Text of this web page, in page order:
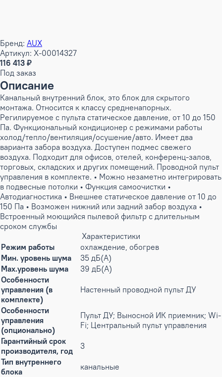
Бренд: AUX
Артикул: X-00014327
116 413 ₽
Под заказ
Описание
Канальный внутренний блок, это блок для скрытого
монтажа. Относится к классу средненапорных.
Регилируемое с пульта статическое давление, от 10 до 150
Па. Функциональный кондиционер с режимами работы
холод/тепло/вентиляция/осушение/авто. Имеет два
варианта забора воздуха. Доступен подмес свежего
воздуха. Подходит для офисов, отелей, конференц-залов,
торговых, складских и других помещений. Проводной пульт
управления в комплекте. • Можно незаметно интегрировать
в подвесные потолки • Функция самоочистки •
Автодиагностика • Внешнее статическое давление от 10 до
150 Па • Возможен нижний или задний забор воздуха •
Встроенный моющийся пылевой фильтр с длительным
сроком службы
Характеристики
Режим работы
охлаждение, обогрев
Мин. уровень шума
35 дБ(А)
Max.уровень шума
39 дБ(А)
Особенности
управления (в
комплекте)
Настенный проводной пульт ДУ
Особенности
управления
(опционально)
Пульт ДУ; Выносной ИК приемник; Wi-
Fi; Центральный пульт управления
Гарантийный срок
производителя, год
3
Тип внутреннего
блока
канальные